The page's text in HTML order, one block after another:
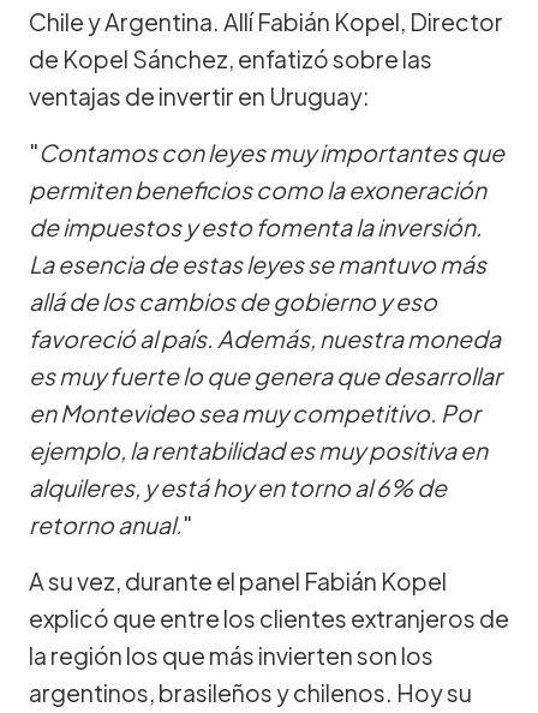
Chile y Argentina. Allí Fabián Kopel, Director
de Kopel Sánchez, enfatizó sobre las
ventajas de invertir en Uruguay:
"Contamos con leyes muy importantes que
permiten beneficios como la exoneración
de impuestos y esto fomenta la inversión.
La esencia de estas leyes se mantuvo más
allá de los cambios de gobierno y eso
favoreció al país. Además, nuestra moneda
es muy fuerte lo que genera que desarrollar
en Montevideo sea muy competitivo. Por
ejemplo, la rentabilidad es muy positiva en
alquileres, y está hoy en torno al 6% de
retorno anual."
A su vez, durante el panel Fabián Kopel
explicó que entre los clientes extranjeros de
la región los que más invierten son los
argentinos, brasileños y chilenos. Hoy su